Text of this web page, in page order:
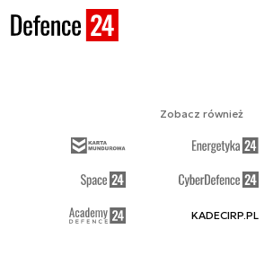
Zobacz również
KADECIRP.PL